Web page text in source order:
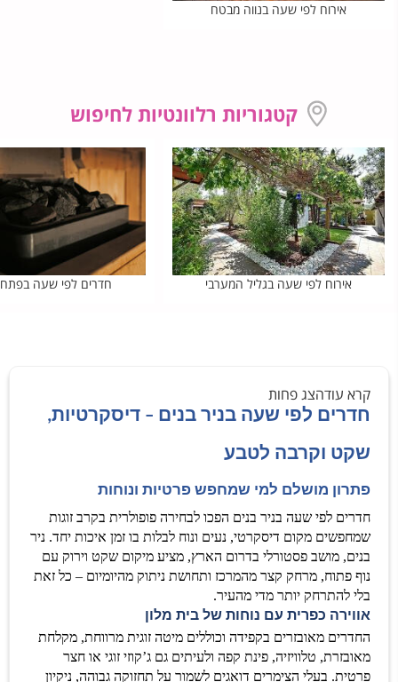
אירוח לפי שעה בנווה מבטח
קטגוריות רלוונטיות לחיפוש
אירוח לפי שעה בגליל המערבי חדרים לפי שעה בפתח
קרא עודהצג פחות
חדרים לפי שעה בניר בנים – דיסקרטיות,
שקט וקרבה לטבע
פתרון מושלם למי שמחפש פרטיות ונוחות
חדרים לפי שעה בניר בנים הפכו לבחירה פופולרית בקרב זוגות
שמחפשים מקום דיסקרטי, נעים ונוח לבלות בו זמן איכות יחד. ניר
בנים, מושב פסטורלי בדרום הארץ, מציע מיקום שקט וירוק עם
נוף פתוח, מרחק קצר מהמרכז ותחושת ניתוק מהיומיום – כל זאת
בלי להתרחק יותר מדי מהעיר.
אווירה כפרית עם נוחות של בית מלון
החדרים מאובזרים בקפידה וכוללים מיטה זוגית מרווחת, מקלחת
מאובזרת, טלוויזיה, פינת קפה ולעיתים גם ג’קוזי זוגי או חצר
פרטית. בעלי הצימרים דואגים לשמור על תחזוקה גבוהה, ניקיון